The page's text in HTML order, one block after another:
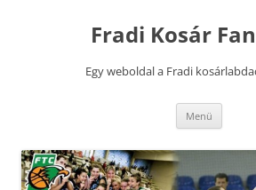
Fradi Kosár
Egy weboldal a Fradi
Menü